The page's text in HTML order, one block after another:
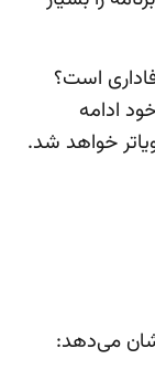
است؟
ادامه
خواهد شد.
می‌دهد: